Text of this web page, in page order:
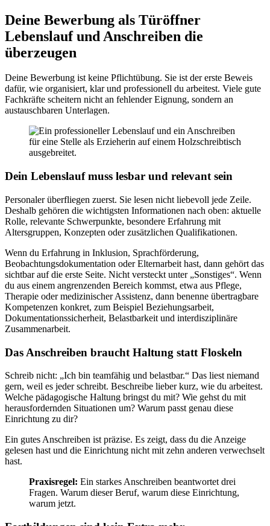
Deine Bewerbung als Türöffner
Lebenslauf und Anschreiben die
überzeugen
Deine Bewerbung ist keine Pflichtübung. Sie ist der erste Beweis
dafür, wie organisiert, klar und professionell du arbeitest. Viele gute
Fachkräfte scheitern nicht an fehlender Eignung, sondern an
austauschbaren Unterlagen.
Dein Lebenslauf muss lesbar und relevant sein
Personaler überfliegen zuerst. Sie lesen nicht liebevoll jede Zeile.
Deshalb gehören die wichtigsten Informationen nach oben: aktuelle
Rolle, relevante Schwerpunkte, besondere Erfahrung mit
Altersgruppen, Konzepten oder zusätzlichen Qualifikationen.
Wenn du Erfahrung in Inklusion, Sprachförderung,
Beobachtungsdokumentation oder Elternarbeit hast, dann gehört das
sichtbar auf die erste Seite. Nicht versteckt unter „Sonstiges“. Wenn
du aus einem angrenzenden Bereich kommst, etwa aus Pflege,
Therapie oder medizinischer Assistenz, dann benenne übertragbare
Kompetenzen konkret, zum Beispiel Beziehungsarbeit,
Dokumentationssicherheit, Belastbarkeit und interdisziplinäre
Zusammenarbeit.
Das Anschreiben braucht Haltung statt Floskeln
Schreib nicht: „Ich bin teamfähig und belastbar.“ Das liest niemand
gern, weil es jeder schreibt. Beschreibe lieber kurz, wie du arbeitest.
Welche pädagogische Haltung bringst du mit? Wie gehst du mit
herausfordernden Situationen um? Warum passt genau diese
Einrichtung zu dir?
Ein gutes Anschreiben ist präzise. Es zeigt, dass du die Anzeige
gelesen hast und die Einrichtung nicht mit zehn anderen verwechselt
hast.
Praxisregel: Ein starkes Anschreiben beantwortet drei
Fragen. Warum dieser Beruf, warum diese Einrichtung,
warum jetzt.